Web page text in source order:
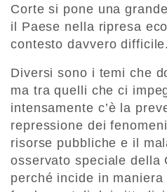
Corte si pone una
il Paese nella ripresa
contesto davvero difficile.
Diversi sono i temi che
ma tra quelli che ci
intensamente c’è la
repressione dei
risorse pubbliche e il
osservato speciale della
perché incide in